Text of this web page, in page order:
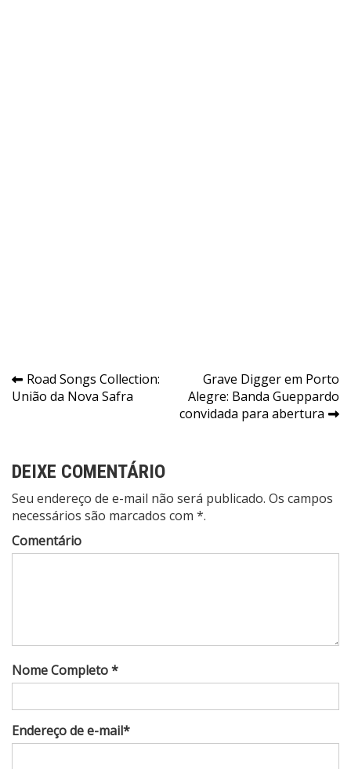
Navegação
de
Road Songs Collection:
União da Nova Safra
Grave Digger em Porto
Alegre: Banda Gueppardo
convidada para abertura
DEIXE COMENTÁRIO
Seu endereço de e-mail não será publicado. Os campos
necessários são marcados com *.
Comentário
Nome Completo *
Endereço de e-mail*